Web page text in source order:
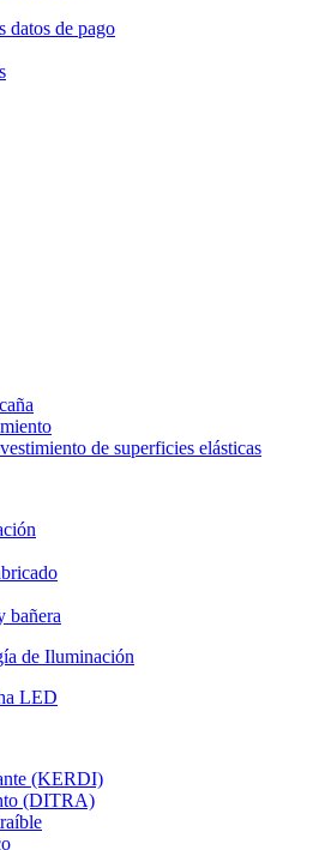
datos de pago
de superficies elásticas
bañera
de Iluminación
LED
(KERDI)
(DITRA)